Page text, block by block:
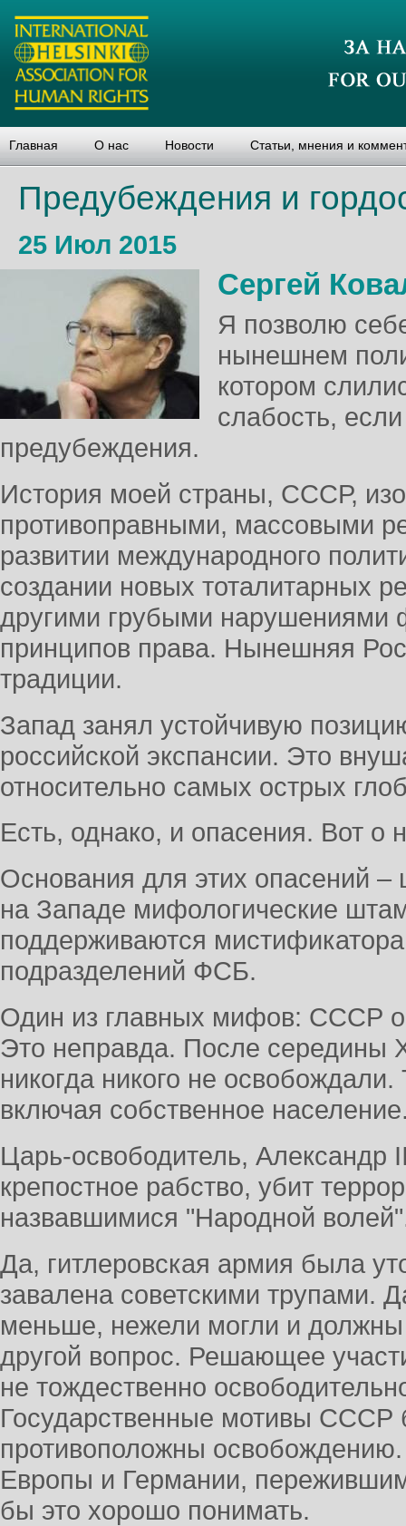
Главная О нас Новости Статьи, мнения и
Предубеждения и
25 Июл 2015
Сергей
Я позволю
нынешнем
котором
слабость, если
предубеждения.
История моей страны, СССР,
противоправными, массовыми
развитии международного
создании новых тоталитарных
другими грубыми нарушениями
принципов права. Нынешняя
традиции.
Запад занял устойчивую
российской экспансии. Это
относительно самых острых
Есть, однако, и опасения. Вот о
Основания для этих опасений
на Западе мифологические
поддерживаются
подразделений ФСБ.
Один из главных мифов: СССР
Это неправда. После середины
никогда никого не
включая собственное
Царь-освободитель, Александр
крепостное рабство, убит
назвавшимися "Народной
Да, гитлеровская армия была
завалена советскими
меньше, нежели могли и
другой вопрос. Решающее
не тождественно
Государственные мотивы СССР
противоположны
Европы и Германии,
бы это хорошо понимать.